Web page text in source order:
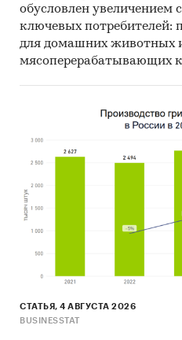
обусловлен увеличением
ключевых потребителей:
для домашних животных
мясоперерабатывающих
СТАТЬЯ, 4 АВГУСТА 2026
BUSINESSTAT